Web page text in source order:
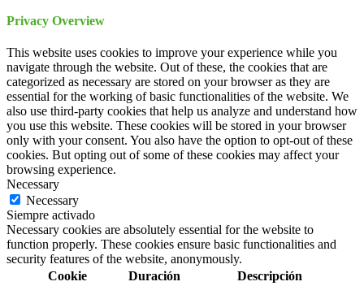
Privacy Overview
This website uses cookies to improve your experience while you
navigate through the website. Out of these, the cookies that are
categorized as necessary are stored on your browser as they are
essential for the working of basic functionalities of the website. We
also use third-party cookies that help us analyze and understand how
you use this website. These cookies will be stored in your browser
only with your consent. You also have the option to opt-out of these
cookies. But opting out of some of these cookies may affect your
browsing experience.
Necessary
Necessary
Siempre activado
Necessary cookies are absolutely essential for the website to
function properly. These cookies ensure basic functionalities and
security features of the website, anonymously.
Cookie
Duración Descripción